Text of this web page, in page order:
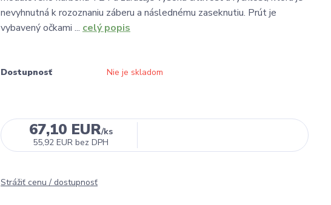
nevyhnutná k rozoznaniu záberu a následnému zaseknutiu. Prút je
vybavený očkami ... celý popis
Dostupnosť Nie je skladom
67,10 EUR/ks
55,92 EUR bez DPH
Strážiť cenu / dostupnosť